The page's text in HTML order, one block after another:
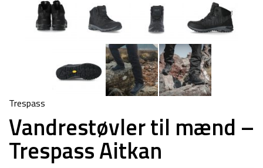
Trespass
Vandrestøvler til mænd –
Trespass Aitkan